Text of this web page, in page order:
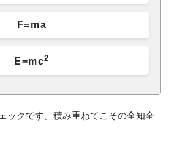
F=ma
E=mc2
ックです。積み重ねてこその全知全